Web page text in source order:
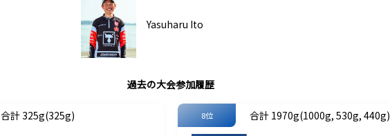
Yasuharu Ito
過去の大会参加履歴
合計 325g(325g) 8位 合計 1970g(1000g, 530g, 440g)